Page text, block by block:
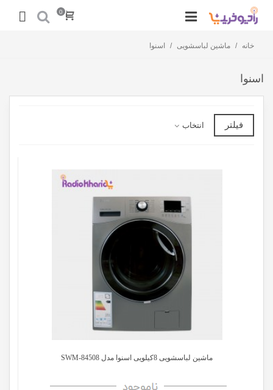
0
خانه / ماشین لباسشویی / اسنوا
اسنوا
فیلتر انتخاب
ماشین لباسشویی 8کیلویی اسنوا مدل SWM-84508